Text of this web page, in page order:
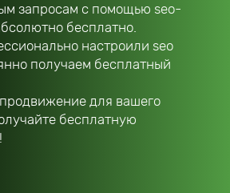
запросам с помощью seo-
бесплатно.
настроили seo
получаем бесплатный
для вашего
бесплатную